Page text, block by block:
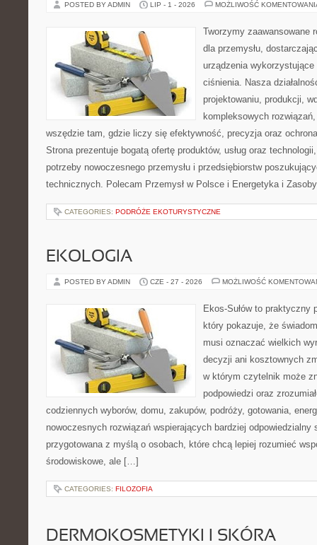
POSTED BY ADMIN LIP - 1 - 2026 MOŻLIWOŚĆ
Tworzymy zaawansowane
dla przemysłu,
urządzenia
ciśnienia. Nasza
projektowaniu, produkcji,
kompleksowych
wszędzie tam, gdzie liczy się efektywność, precyzja oraz
Strona prezentuje bogatą ofertę produktów, usług oraz
potrzeby nowoczesnego przemysłu i przedsiębiorstw
technicznych. Polecam Przemysł w Polsce i Energetyka i
CATEGORIES: PODRÓŻE EKOTURYSTYCZNE
EKOLOGIA
POSTED BY ADMIN CZE - 27 - 2026 MOŻLIWOŚĆ
Ekos-Sułów to praktyczny
który pokazuje, że
musi oznaczać wielkich
decyzji ani kosztownych
w którym czytelnik może
podpowiedzi oraz
codziennych wyborów, domu, zakupów, podróży, gotowania,
nowoczesnych rozwiązań wspierających bardziej odpowiedzialny
przygotowana z myślą o osobach, które chcą lepiej rozumieć
środowiskowe, ale […]
CATEGORIES: FILOZOFIA
DERMOKOSMETYKI I SKÓRA